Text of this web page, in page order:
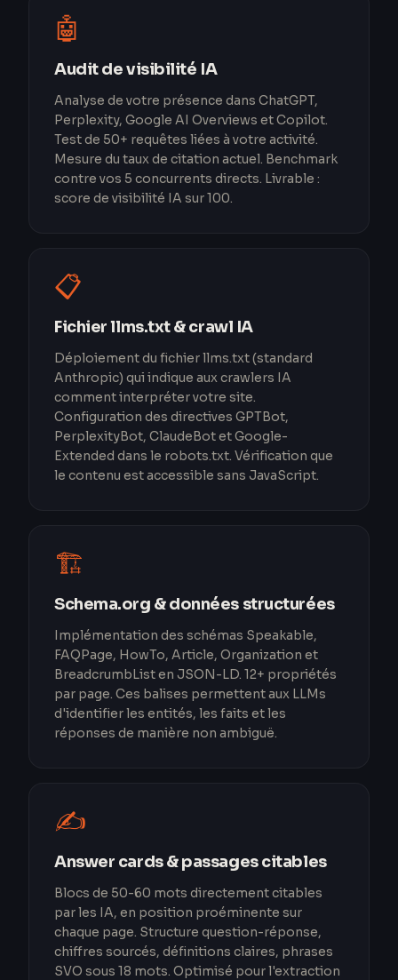
🤖
Audit de visibilité IA
Analyse de votre présence dans ChatGPT,
Perplexity, Google AI Overviews et Copilot.
Test de 50+ requêtes liées à votre activité.
Mesure du taux de citation actuel. Benchmark
contre vos 5 concurrents directs. Livrable :
score de visibilité IA sur 100.
📋
Fichier llms.txt & crawl IA
Déploiement du fichier llms.txt (standard
Anthropic) qui indique aux crawlers IA
comment interpréter votre site.
Configuration des directives GPTBot,
PerplexityBot, ClaudeBot et Google-
Extended dans le robots.txt. Vérification que
le contenu est accessible sans JavaScript.
🏗️
Schema.org & données structurées
Implémentation des schémas Speakable,
FAQPage, HowTo, Article, Organization et
BreadcrumbList en JSON-LD. 12+ propriétés
par page. Ces balises permettent aux LLMs
d'identifier les entités, les faits et les
réponses de manière non ambiguë.
✍️
Answer cards & passages citables
Blocs de 50-60 mots directement citables
par les IA, en position proéminente sur
chaque page. Structure question-réponse,
chiffres sourcés, définitions claires, phrases
SVO sous 18 mots. Optimisé pour l'extraction